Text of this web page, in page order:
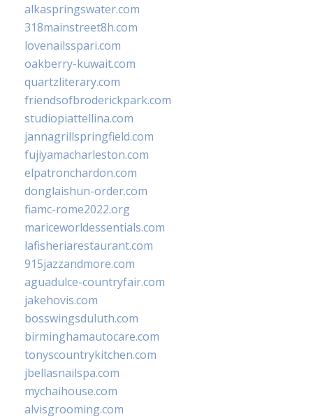
alkaspringswater.com
318mainstreet8h.com
lovenailsspari.com
oakberry-kuwait.com
quartzliterary.com
friendsofbroderickpark.com
studiopiattellina.com
jannagrillspringfield.com
fujiyamacharleston.com
elpatronchardon.com
donglaishun-order.com
fiamc-rome2022.org
mariceworldessentials.com
lafisheriarestaurant.com
915jazzandmore.com
aguadulce-countryfair.com
jakehovis.com
bosswingsduluth.com
birminghamautocare.com
tonyscountrykitchen.com
jbellasnailspa.com
mychaihouse.com
alvisgrooming.com